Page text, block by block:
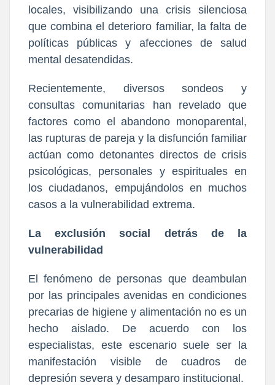
locales, visibilizando una crisis silenciosa
que combina el deterioro familiar, la falta de
políticas públicas y afecciones de salud
mental desatendidas.
Recientemente, diversos sondeos y
consultas comunitarias han revelado que
factores como el abandono monoparental,
las rupturas de pareja y la disfunción familiar
actúan como detonantes directos de crisis
psicológicas, personales y espirituales en
los ciudadanos, empujándolos en muchos
casos a la vulnerabilidad extrema.
La exclusión social detrás de la
vulnerabilidad
El fenómeno de personas que deambulan
por las principales avenidas en condiciones
precarias de higiene y alimentación no es un
hecho aislado. De acuerdo con los
especialistas, este escenario suele ser la
manifestación visible de cuadros de
depresión severa y desamparo institucional.